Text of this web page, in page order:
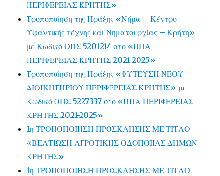
ΠΕΡΙΦΕΡΕΙΑΣ ΚΡΗΤΗΣ»
Τροποποίηση της Πράξης «Νήμα – Κέντρο
Υφαντικής τέχνης και Νηματουργίας – Κρήτη»
με Κωδικό ΟΠΣ 5201214 στο «ΠΠΑ
ΠΕΡΙΦΕΡΕΙΑΣ ΚΡΗΤΗΣ 2021-2025»
Τροποποίηση της Πράξης «ΦΥΤΕΥΣΗ ΝΕΟΥ
ΔΙΟΙΚΗΤΗΡΙΟΥ ΠΕΡΙΦΕΡΕΙΑΣ ΚΡΗΤΗΣ» με
Κωδικό ΟΠΣ 5227337 στο «ΠΠΑ ΠΕΡΙΦΕΡΕΙΑΣ
ΚΡΗΤΗΣ 2021-2025»
1η ΤΡΟΠΟΠΟΙΗΣΗ ΠΡΟΣΚΛΗΣΗΣ ΜΕ ΤΙΤΛΟ
«ΒΕΛΤΙΩΣΗ ΑΓΡΟΤΙΚΗΣ ΟΔΟΠΟΙΙΑΣ ΔΗΜΩΝ
ΚΡΗΤΗΣ»
1η ΤΡΟΠΟΠΟΙΗΣΗ ΠΡΟΣΚΛΗΣΗΣ ΜΕ ΤΙΤΛΟ